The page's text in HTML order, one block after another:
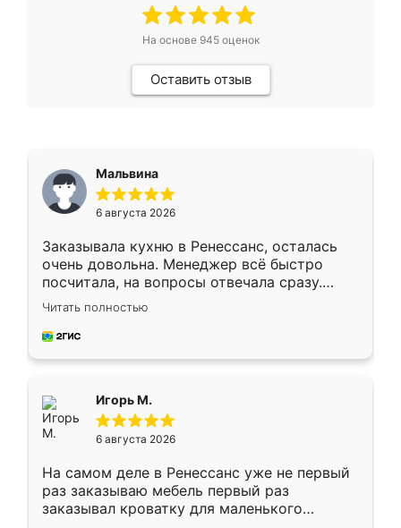
На основе 945оценок
Оставить отзыв
Мальвина
6 августа 2026
Заказывала кухню в Ренессанс, осталась
очень довольна. Менеджер всё быстро
посчитала, на вопросы отвечала сразу.
Замерщик приехал в субботу, подошёл к
делу со всей ответственностью. Собрали
за день, ребята работали аккуратно, даже
Читать полностью
Игорь М.
6 августа 2026
На самом деле в Ренессанс уже не первый
раз заказываю мебель первый раз
заказывал кроватку для маленького